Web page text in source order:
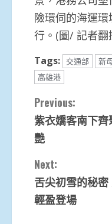
險環伺的海運
行。(圖/ 記者翻
Tags: 交通部 新
高雄港
Continue
Reading
Previous:
紫衣嬌客南下
艷
Next:
舌尖初雪的秘密
輕盈登場